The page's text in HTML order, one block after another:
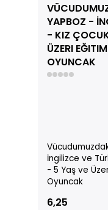
YAPBOZ -
- KIZ
ÜZERI
OYUNCAK
İngilizce ve
- 5 Yaş ve
Oyuncak
6,25